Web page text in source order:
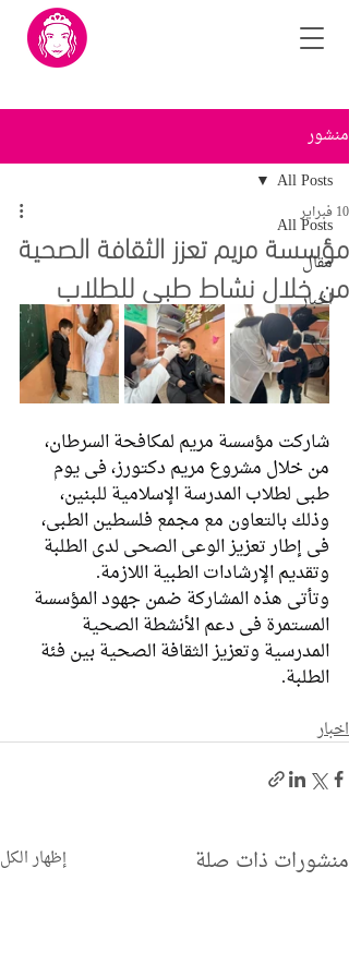
منشور
All Posts
مقال
اخبار
All Posts
مؤسسة مريم تعزز الثقافة الصحية
من خلال نشاط طبي للطلاب
10 فبراير
شاركت مؤسسة مريم لمكافحة السرطان،
من خلال مشروع مريم دكتورز، في يوم
طبي لطلاب المدرسة الإسلامية للبنين،
وذلك بالتعاون مع مجمع فلسطين الطبي،
في إطار تعزيز الوعي الصحي لدى الطلبة
وتقديم الإرشادات الطبية اللازمة.
وتأتي هذه المشاركة ضمن جهود المؤسسة
المستمرة في دعم الأنشطة الصحية
المدرسية وتعزيز الثقافة الصحية بين فئة
الطلبة.
اخبار
منشورات ذات صلة إظهار الكل